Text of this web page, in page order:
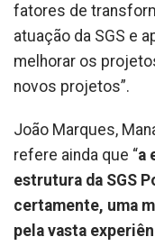
fatores de
atuação da SGS e
melhorar os
novos projetos”.
João Marques,
refere ainda que “a
estrutura da SGS
certamente, uma
pela vasta